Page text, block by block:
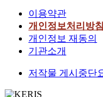
이용약관
개인정보처리방침
개인정보 재동의
기관소개
저작물 게시중단